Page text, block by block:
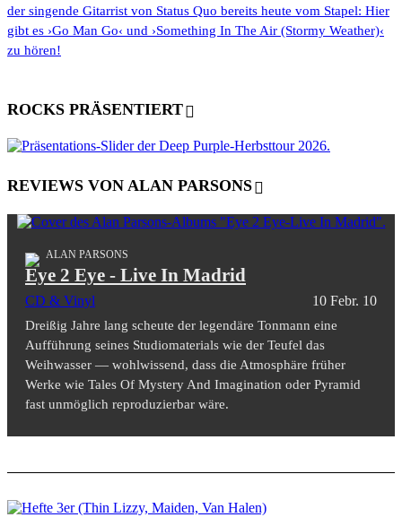
der singende Gitarrist von Status Quo bereits heute vom Stapel: Hier
gibt es ›Go Man Go‹ und ›Something In The Air (Stormy Weather)‹
zu hören!
ROCKS PRÄSENTIERT
REVIEWS VON ALAN PARSONS
ALAN PARSONS
Eye 2 Eye - Live In Madrid
CD & Vinyl 10 Febr. 10
Dreißig Jahre lang scheute der legendäre Tonmann eine
Aufführung seines Studiomaterials wie der Teufel das
Weihwasser — wohlwissend, dass die Atmosphäre früher
Werke wie Tales Of Mystery And Imagination oder Pyramid
fast unmöglich reproduzierbar wäre.